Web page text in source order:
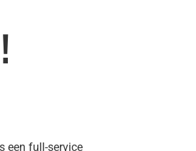
een full-service